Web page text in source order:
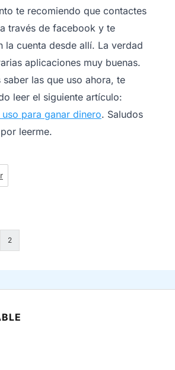
te recomiendo que contactes
través de facebook y te
la cuenta desde allí. La verdad
aplicaciones muy buenas.
saber las que uso ahora, te
leer el siguiente artículo:
para ganar dinero. Saludos
leerme.
2